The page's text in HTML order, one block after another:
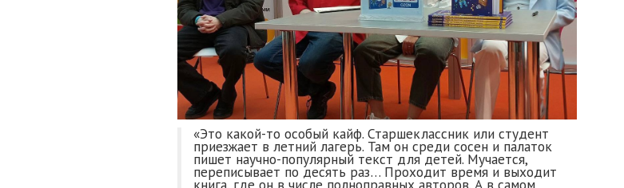
«Это какой-то особый кайф. Старшеклассник или студент
приезжает в летний лагерь. Там он среди сосен и палаток
пишет научно-популярный текст для детей. Мучается,
переписывает по десять раз… Проходит время и выходит